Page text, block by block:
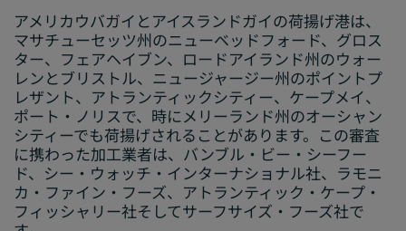
アメリカウバガイとアイスランドガイの荷揚げ港は、
マサチューセッツ州のニューベッドフォード、グロス
ター、フェアヘイブン、ロードアイランド州のウォー
レンとブリストル、ニュージャージー州のポイントプ
レザント、アトランティックシティー、ケープメイ、
ポート・ノリスで、時にメリーランド州のオーシャン
シティーでも荷揚げされることがあります。この審査
に携わった加工業者は、バンブル・ビー・シーフー
ド、シー・ウォッチ・インターナショナル社、ラモニ
カ・ファイン・フーズ、アトランティック・ケープ・
フィッシャリー社そしてサーフサイズ・フーズ社で